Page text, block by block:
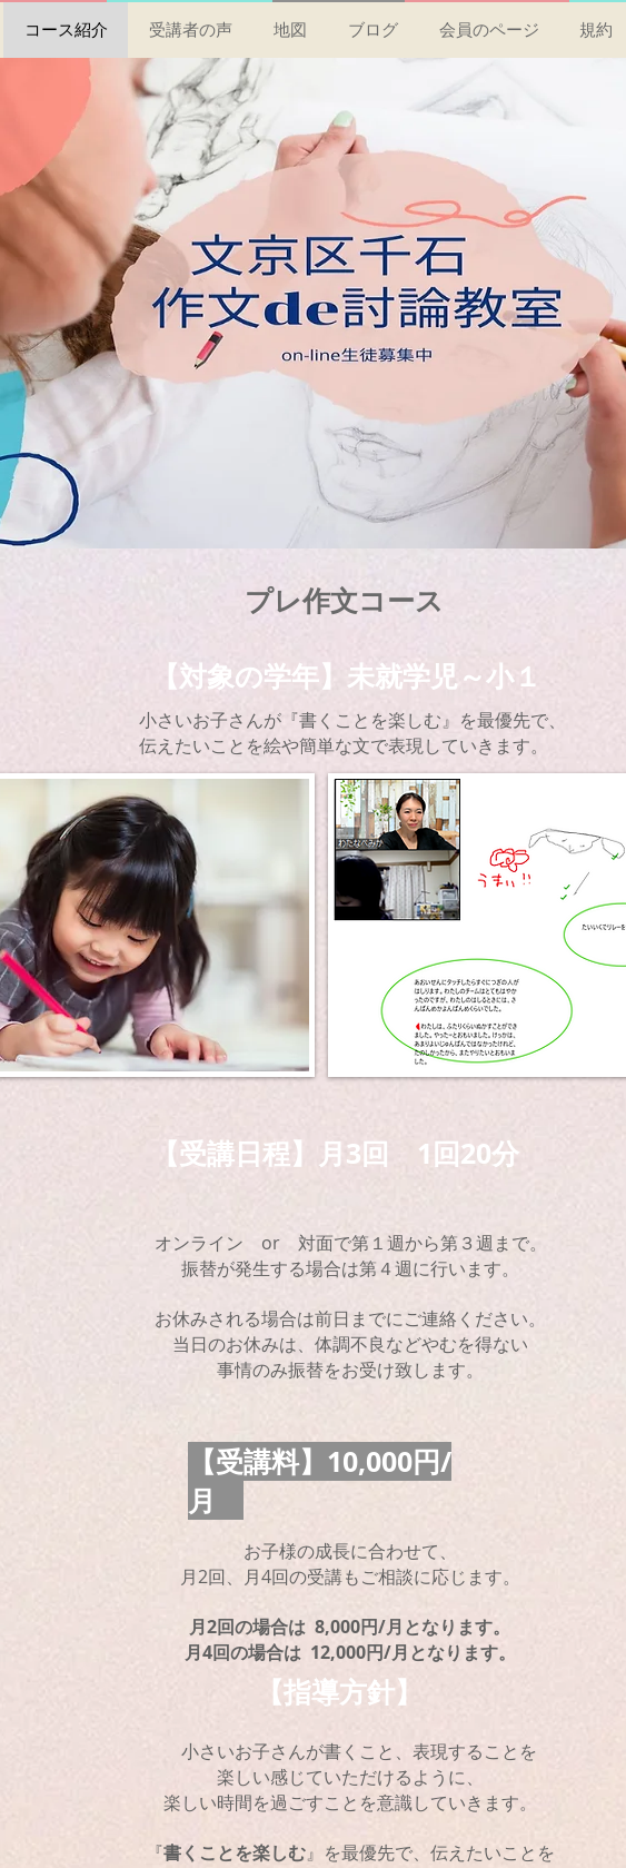
コース紹介 受講者の声 地図 ブログ 会員のページ 規約
​プレ作文コース
【対象の学年】未就学児～小１
小さいお子さんが『書くことを楽しむ』を最優先で、
伝えたいことを絵や簡単な文で表現していきます。
【受講日程】月3回 1回20分
オンライン
or 対面で第１週から第３週まで。
​振替が発生する場合は第４週に行います。
お休みされる場合は前日までにご連絡ください。
​当日のお休みは、体調不良などやむを得ない
事情のみ振替をお受け致します。
【受講料】10,000円/
月
​お子様の成長に合わせて、
月2回、月4回の受講もご相談に応じます。
月2回の場合は 8,000円/月となります。
月4回の場合は 12,000円/月となります。
【指導方針】
小さいお子さんが書くこと、表現することを
楽しい感じていただけるように、
楽しい時間を過ごすことを意識していきます。
『書くことを楽しむ 』を最優先で、伝えたいことを